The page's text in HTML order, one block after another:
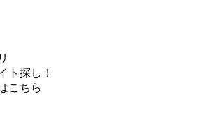
ト探し！
こちら